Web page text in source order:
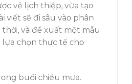
vẻ lịch thiệp, vừa tạo
viết sẽ đi sâu vào phân
và đề xuất một mẫu
lựa chọn thực tế cho